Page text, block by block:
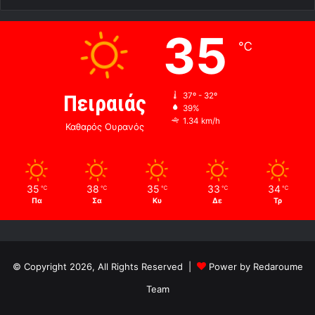
Πειραιάς
Καθαρός Ουρανός
35 ℃
37º - 32º
39%
1.34 km/h
35 ℃
Πα
38 ℃
Σα
35 ℃
Κυ
33 ℃
Δε
34 ℃
Τρ
© Copyright 2026, All Rights Reserved |
Power by Redaroume
Team